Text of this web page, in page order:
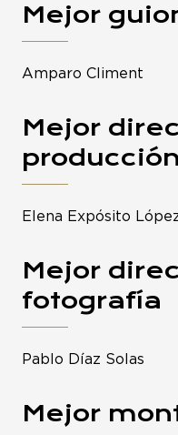
Mejor
Amparo Climent
Mejor
producción
Elena Expósito
Mejor
fotografía
Pablo Díaz Solas
Mejor